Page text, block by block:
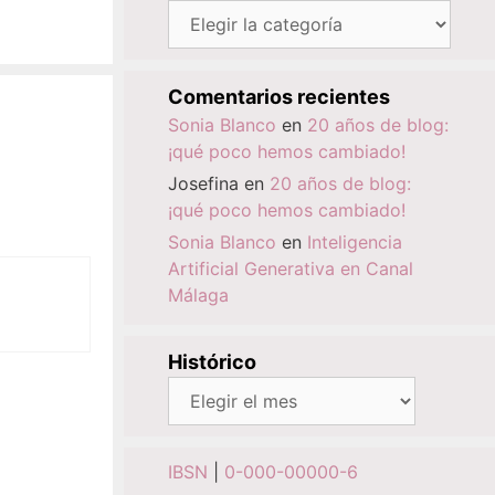
Categorías
Comentarios recientes
Sonia Blanco en 20 años de blog:
¡qué poco hemos cambiado!
Josefina en 20 años de blog:
¡qué poco hemos cambiado!
Sonia Blanco en Inteligencia
Artificial Generativa en Canal
Málaga
Histórico
Histórico
IBSN 0-000-00000-6